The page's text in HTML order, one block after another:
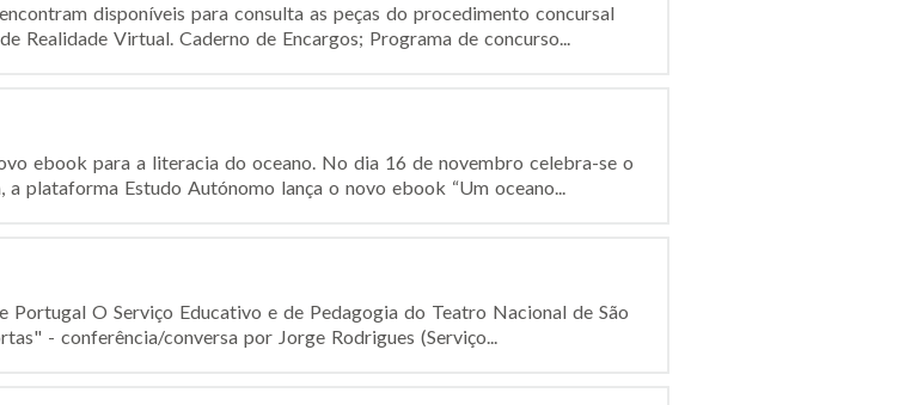
disponíveis para consulta as peças do procedimento concursal
Realidade Virtual. Caderno de Encargos; Programa de concurso...
ebook para a literacia do oceano. No dia 16 de novembro celebra-se o
plataforma Estudo Autónomo lança o novo ebook “Um oceano...
O Serviço Educativo e de Pedagogia do Teatro Nacional de São
- conferência/conversa por Jorge Rodrigues (Serviço...